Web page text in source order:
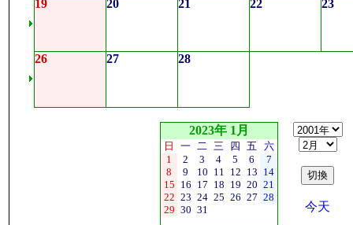
19 20 21 22 23
26 27 28
2023年 1月
日 一 二 三 四 五
六
1
2 3 4 5 6
7
8
9 10 11 12 13 14
15 16 17 18 19 20 21
22 23 24 25 26 27 28
29 30 31 今天